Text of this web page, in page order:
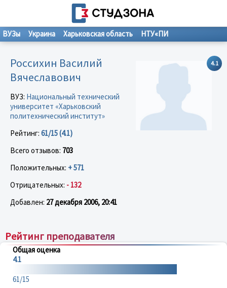
ВУЗы Украина Харьковская область НТУ«ПИ
4.1
Россихин Василий
Вячеславович
ВУЗ: Национальный технический
университет «Харьковский
политехнический институт»
Рейтинг: 61/15 (4.1)
Всего отзывов: 703
Положительных: + 571
Отрицательных: - 132
Добавлен: 27 декабря 2006, 20:41
Рейтинг преподавателя
Общая оценка
4.1
61/15